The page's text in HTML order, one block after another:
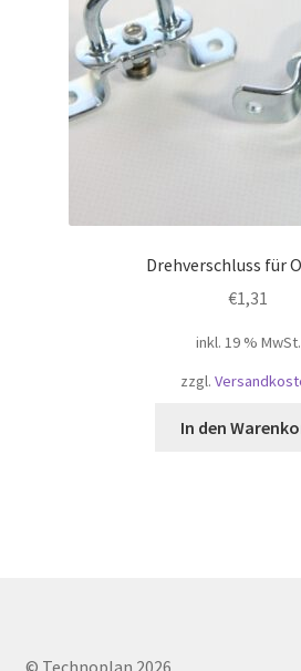
Drehverschluss für
€1,31
inkl. 19 % MwSt.
zzgl.
In den
© Technoplan 2026